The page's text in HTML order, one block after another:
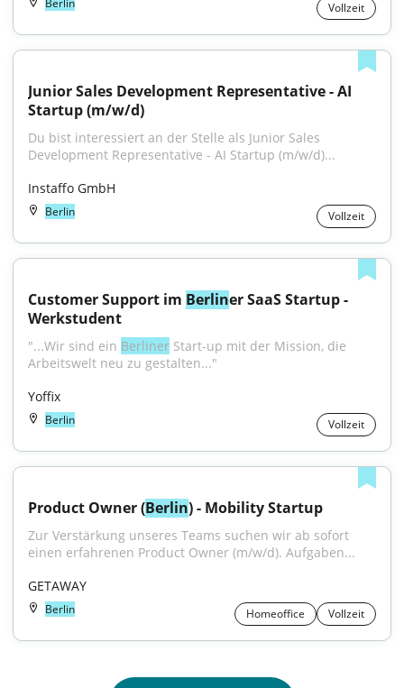
Berlin Vollzeit
Junior Sales Development Representative - AI
Startup (m/w/d)
Du bist interessiert an der Stelle als Junior Sales
Development Representative - AI Startup (m/w/d)...
Instaffo GmbH
Berlin Vollzeit
Customer Support im Berliner SaaS Startup -
Werkstudent
"...Wir sind ein Berliner Start-up mit der Mission, die
Arbeitswelt neu zu gestalten..."
Yoffix
Berlin Vollzeit
Product Owner (Berlin) - Mobility Startup
Zur Verstärkung unseres Teams suchen wir ab sofort
einen erfahrenen Product Owner (m/w/d). Aufgaben...
GETAWAY
Berlin Homeoffice Vollzeit